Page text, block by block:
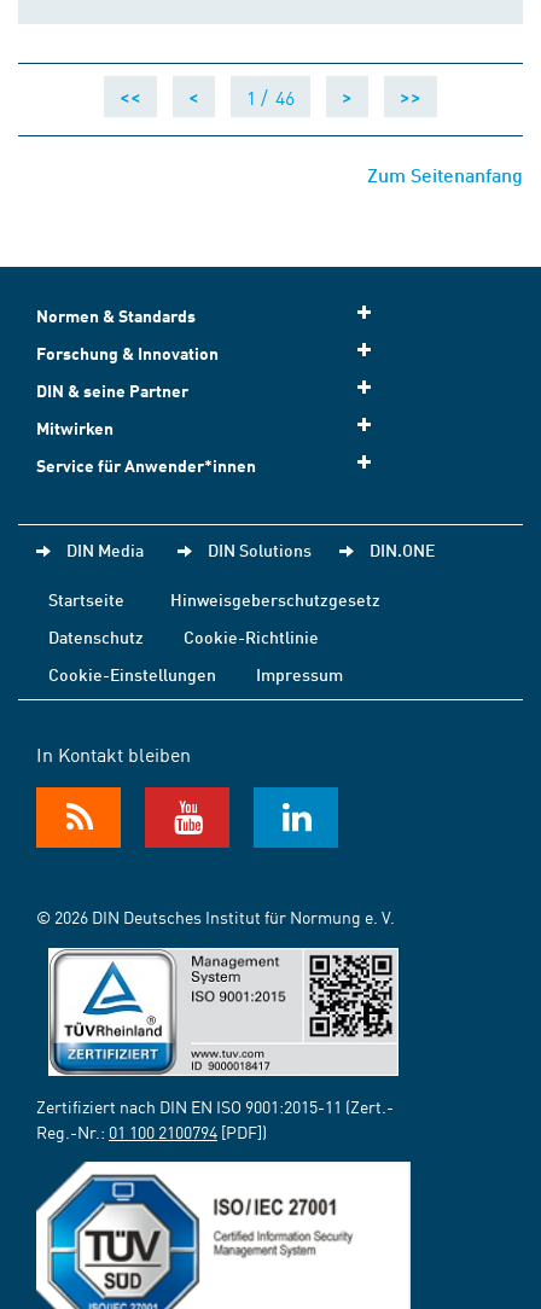
<< < 1 / 46 > >>
Zum Seitenanfang
Normen & Standards
Forschung & Innovation
DIN & seine Partner
Mitwirken
Service für Anwender*innen
DIN Media DIN Solutions DIN.ONE
Startseite
Hinweisgeberschutzgesetz
Datenschutz
Cookie-Richtlinie
Cookie-Einstellungen
Impressum
In Kontakt bleiben
© 2026 DIN Deutsches Institut für Normung e. V.
Zertifiziert nach DIN EN ISO 9001:2015-11 (Zert.-
Reg.-Nr.: 01 100 2100794 [PDF])